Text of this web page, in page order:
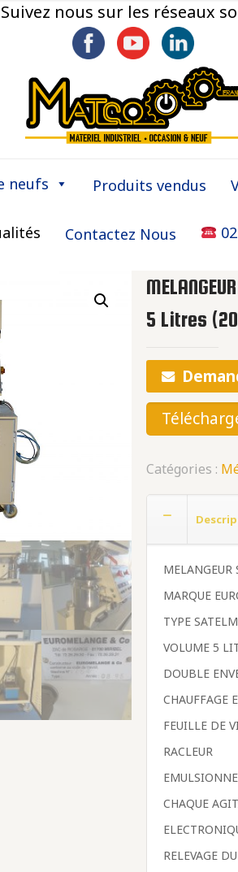
Suivez nous sur les réseaux
neufs Produits vendus
Contactez Nous
5 Litres
Catégories :
MELANGEUR
MARQUE
TYPE
VOLUME 5
DOUBLE
CHAUFFAGE
FEUILLE DE
RACLEUR
CHAQUE
RELEVAGE